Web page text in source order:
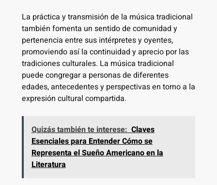
La práctica y transmisión de la música tradicional
también fomenta un sentido de comunidad y
pertenencia entre sus intérpretes y oyentes,
promoviendo así la continuidad y aprecio por las
tradiciones culturales. La música tradicional
puede congregar a personas de diferentes
edades, antecedentes y perspectivas en torno a la
expresión cultural compartida.
Quizás también te interese: Claves
Esenciales para Entender Cómo se
Representa el Sueño Americano en la
Literatura